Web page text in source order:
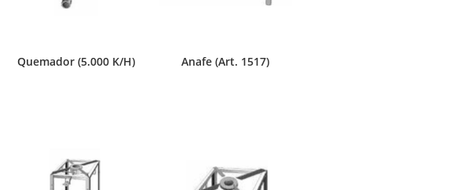
Quemador (5.000 K/H) Anafe (Art. 1517)